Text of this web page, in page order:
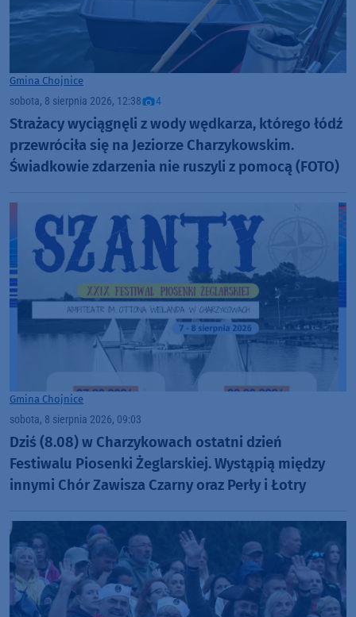
Gmina Chojnice
sobota, 8 sierpnia 2026, 12:38 4
Strażacy wyciągnęli z wody wędkarza, którego łódź
przewróciła się na Jeziorze Charzykowskim.
Świadkowie zdarzenia nie ruszyli z pomocą (FOTO)
Gmina Chojnice
sobota, 8 sierpnia 2026, 09:03
Dziś (8.08) w Charzykowach ostatni dzień
Festiwalu Piosenki Żeglarskiej. Wystąpią między
innymi Chór Zawisza Czarny oraz Perły i Łotry